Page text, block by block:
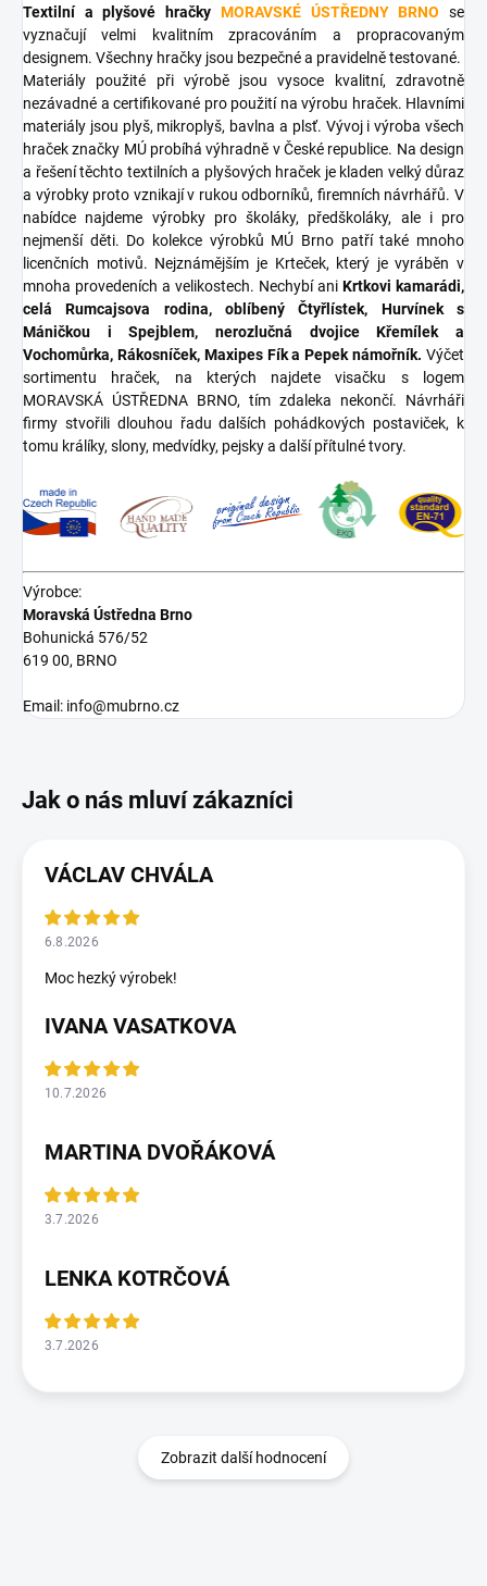
Textilní a plyšové hračky MORAVSKÉ ÚSTŘEDNY BRNO se
vyznačují velmi kvalitním zpracováním a propracovaným
designem. Všechny hračky jsou bezpečné a pravidelně testované.
Materiály použité při výrobě jsou vysoce kvalitní, zdravotně
nezávadné a certifikované pro použití na výrobu hraček. Hlavními
materiály jsou plyš, mikroplyš, bavlna a plsť. Vývoj i výroba všech
hraček značky MÚ probíhá výhradně v České republice. Na design
a řešení těchto textilních a plyšových hraček je kladen velký důraz
a výrobky proto vznikají v rukou odborníků, firemních návrhářů. V
nabídce najdeme výrobky pro školáky, předškoláky, ale i pro
nejmenší děti. Do kolekce výrobků MÚ Brno patří také mnoho
licenčních motivů. Nejznámějším je Krteček, který je vyráběn v
mnoha provedeních a velikostech. Nechybí ani Krtkovi kamarádi,
celá Rumcajsova rodina, oblíbený Čtyřlístek, Hurvínek s
Máničkou i Spejblem, nerozlučná dvojice Křemílek a
Vochomůrka, Rákosníček, Maxipes Fík a Pepek námořník. Výčet
sortimentu hraček, na kterých najdete visačku s logem
MORAVSKÁ ÚSTŘEDNA BRNO, tím zdaleka nekončí. Návrháři
firmy stvořili dlouhou řadu dalších pohádkových postaviček, k
tomu králíky, slony, medvídky, pejsky a další přítulné tvory.
Výrobce:
Moravská Ústředna Brno
Bohunická 576/52
619 00, BRNO
Email: info@mubrno.cz
VÁCLAV CHVÁLA
6.8.2026
Moc hezký výrobek!
IVANA VASATKOVA
10.7.2026
MARTINA DVOŘÁKOVÁ
3.7.2026
LENKA KOTRČOVÁ
3.7.2026
Zobrazit další hodnocení